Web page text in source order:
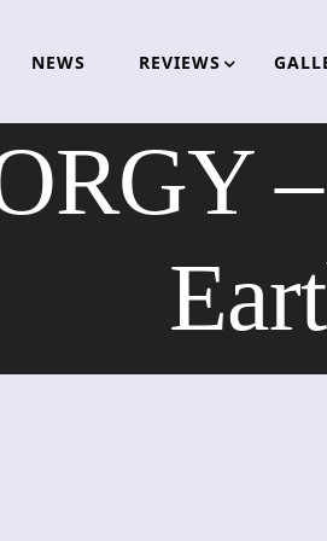
NEWS REVIEWS